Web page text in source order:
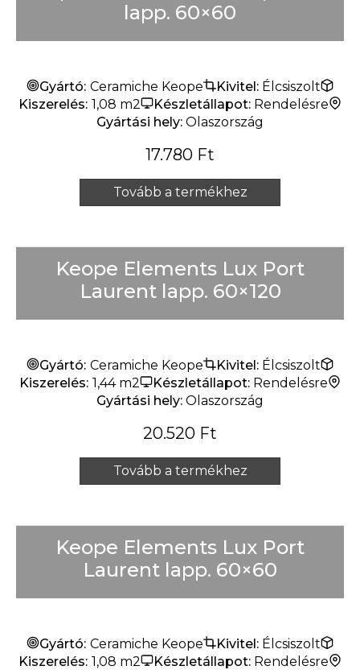
lapp. 60×60
Gyártó: Ceramiche Keope Kivitel: Élcsiszolt
Kiszerelés: 1,08 m2 Készletállapot: Rendelésre
Gyártási hely: Olaszország
17.780 Ft
Tovább a termékhez
Keope Elements Lux Port
Laurent lapp. 60×120
Gyártó: Ceramiche Keope Kivitel: Élcsiszolt
Kiszerelés: 1,44 m2 Készletállapot: Rendelésre
Gyártási hely: Olaszország
20.520 Ft
Tovább a termékhez
Keope Elements Lux Port
Laurent lapp. 60×60
Gyártó: Ceramiche Keope Kivitel: Élcsiszolt
Kiszerelés: 1,08 m2 Készletállapot: Rendelésre